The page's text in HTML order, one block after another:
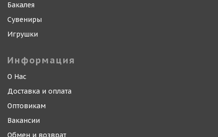
Бакалея
Сувениры
Игрушки
Информация
О Нас
Доставка и оплата
Оптовикам
Вакансии
Обмен и возврат